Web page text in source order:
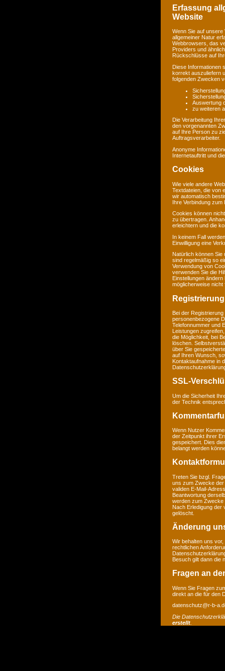
Erfassung
Website
Wenn Sie auf
allgemeiner Natur
Webbrowsers, das
Providers und
Rückschlüsse auf
Diese Informationen
korrekt auszuliefern
folgenden Zwecken
Auswertung
zu weiteren
Die Verarbeitung
den vorgenannten
auf Ihre Person zu
Auftragsverarbeiter.
Anonyme
Internetauftritt und
Cookies
Wie viele andere
Textdateien, die von
wir automatisch
Ihre Verbindung zum
Cookies können
zu übertragen.
erleichtern und die
In keinem Fall
Einwilligung eine
Natürlich können
sind regelmäßig so
Verwendung von
verwenden Sie die
Einstellungen
möglicherweise nicht
Bei der
personenbezogene
Telefonnummer und
Leistungen
die Möglichkeit, bei
löschen.
über Sie
auf Ihren Wunsch,
Kontaktaufnahme in
SSL-
Um die Sicherheit
der Technik
Wenn Nutzer
der Zeitpunkt ihrer
gespeichert. Dies
belangt werden
Treten Sie bzgl.
uns zum Zwecke der
validen E-Mail-
Beantwortung
werden zum Zwecke
Nach Erledigung der
gelöscht.
Änderung
Wir behalten uns
rechtlichen
Besuch gilt dann die
Fragen an
Wenn Sie Fragen
direkt an die für den
datenschutz@r-b-
Die
erstellt